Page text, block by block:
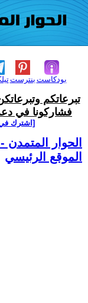
بنترست بودكاست
تبرعاتكم
فشاركونا في
[اشترك في
الحوار المتمدن
الموقع الرئيسي